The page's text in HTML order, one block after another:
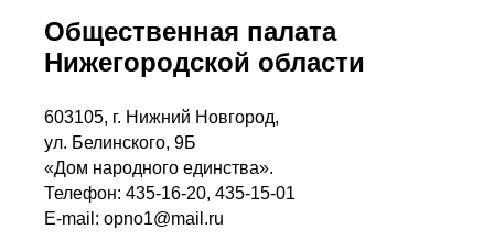
Общественная палата
Нижегородской области
603105, г. Нижний Новгород,
ул. Белинского, 9Б
«Дом народного единства».
Телефон: 435-16-20, 435-15-01
E-mail: opno1@mail.ru